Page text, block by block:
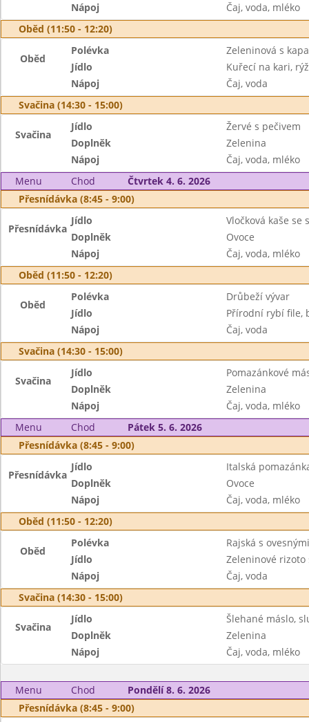
Nápoj
Čaj, voda, mléko
Oběd (11:50 - 12:20)
Oběd
Polévka
Zeleninová s
Jídlo
Kuřecí na kari,
Nápoj
Čaj, voda
Svačina (14:30 - 15:00)
Svačina
Jídlo
Žervé s pečivem
Doplněk
Zelenina
Nápoj
Čaj, voda, mléko
Menu
Chod
Čtvrtek 4. 6. 2026
Přesnídávka (8:45 - 9:00)
Přesnídávka
Jídlo
Vločková kaše se
Doplněk
Ovoce
Nápoj
Čaj, voda, mléko
Oběd (11:50 - 12:20)
Oběd
Polévka
Drůbeží vývar
Jídlo
Přírodní rybí file,
Nápoj
Čaj, voda
Svačina (14:30 - 15:00)
Svačina
Jídlo
Pomazánkové
Doplněk
Zelenina
Nápoj
Čaj, voda, mléko
Menu
Chod
Pátek 5. 6. 2026
Přesnídávka (8:45 - 9:00)
Přesnídávka
Jídlo
Italská
Doplněk
Ovoce
Nápoj
Čaj, voda, mléko
Oběd (11:50 - 12:20)
Oběd
Polévka
Rajská s
Jídlo
Zeleninové
Nápoj
Čaj, voda
Svačina (14:30 - 15:00)
Svačina
Jídlo
Šlehané máslo,
Doplněk
Zelenina
Nápoj
Čaj, voda, mléko
Menu Chod
Pondělí 8. 6. 2026
Přesnídávka (8:45 - 9:00)